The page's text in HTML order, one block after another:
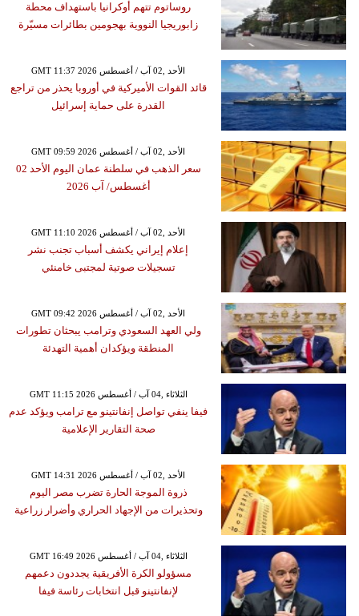
روساتوم تتهم أوكرانيا باستهداف محطة
زابوريجيا النووية بهجومين بطائرات مسيّرة
GMT 11:37 2026 الأحد ,02 آب / أغسطس
قائد القوات الأميركية في أوروبا يحذر من تراجع
القدرة على حماية إسرائيل
GMT 09:59 2026 الأحد ,02 آب / أغسطس
سعر الذهب في سلطنة عمان اليوم الأحد 02
أغسطس/ آب 2026
GMT 11:10 2026 الأحد ,02 آب / أغسطس
إعلام إيراني يكشف أسباب تجنب نشر
تسجيلات صوتية لمجتبى خامنئي
GMT 09:42 2026 الأحد ,02 آب / أغسطس
ولي العهد السعودي وترامب يبحثان تطورات
المنطقة ويؤكدان أهمية التهدئة
GMT 11:15 2026 الثلاثاء ,04 آب / أغسطس
فيفا ينفي تواصل إنفانتينو مع ترامب ويؤكد عدم
صحة التقارير الإعلامية
GMT 14:31 2026 الأحد ,02 آب / أغسطس
ذروة الموجة الحارة تضرب مصر اليوم
وتحذيرات من الإجهاد الحراري وأضرار زراعية
GMT 16:49 2026 الثلاثاء ,04 آب / أغسطس
مسؤولو الكرة الأفريقية يجددون دعمهم
لإنفانتينو قبل انتخابات رئاسة فيفا